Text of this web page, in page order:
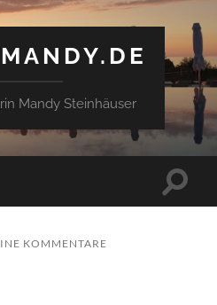
Mandy Steinhäuser
KOMMENTARE